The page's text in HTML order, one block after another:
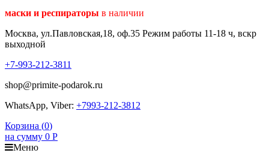
маски и респираторы в наличии
Москва, ул.Павловская,18, оф.35 Режим работы 11-18 ч, вскр
выходной
+7-993-212-3811
shop@primite-podarok.ru
WhatsApp, Viber: +7993-212-3812
Корзина (0)
на сумму 0 Р
Меню